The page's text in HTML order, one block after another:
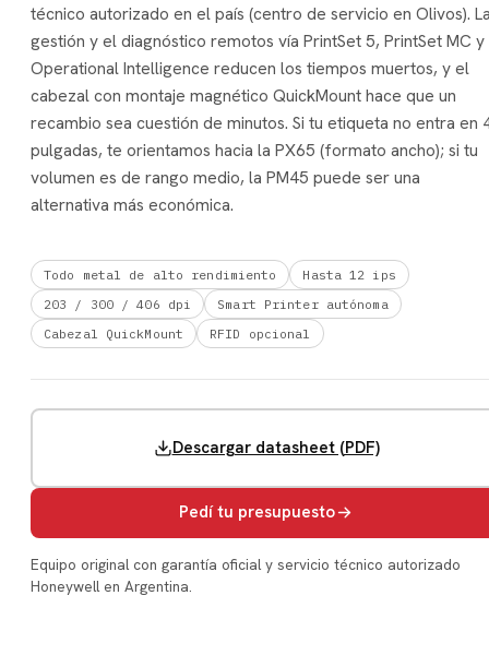
técnico autorizado en el país (centro de servicio en Olivos).
gestión y el diagnóstico remotos vía PrintSet 5, PrintSet MC y
Operational Intelligence reducen los tiempos muertos, y el
cabezal con montaje magnético QuickMount hace que un
recambio sea cuestión de minutos. Si tu etiqueta no entra en
pulgadas, te orientamos hacia la PX65 (formato ancho); si tu
volumen es de rango medio, la PM45 puede ser una
alternativa más económica.
Todo metal de alto rendimiento
Hasta 12 ips
203 / 300 / 406 dpi
Smart Printer autónoma
Cabezal QuickMount
RFID opcional
Descargar datasheet (PDF)
Pedí tu presupuesto
Equipo original con garantía oficial y servicio técnico autorizado
Honeywell en Argentina.